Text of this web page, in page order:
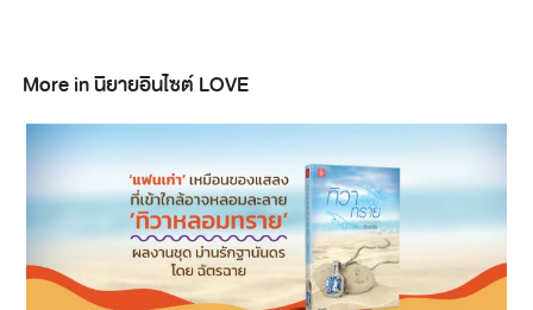
More in นิยายอินไซต์ LOVE